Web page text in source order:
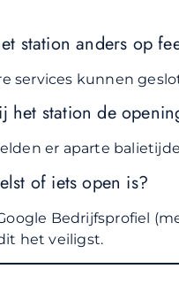
station anders op
services kunnen
het station de
er aparte
of iets open is?
Bedrijfsprofiel
het veiligst.